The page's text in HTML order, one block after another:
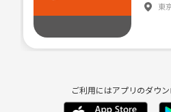
東
ご利用にはアプリのダウ